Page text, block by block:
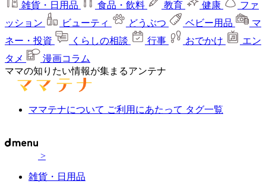
雑貨・日用品 食品・飲料 教育 健康
ファ
ッション
ビューティ どうぶつ ベビー用品
マ
ネー・投資
くらしの相談 行事 おでかけ
エン
タメ
漫画コラム
ママの知りたい情報が集まるアンテナ
ママテナについて ご利用にあたって タグ一覧
>
雑貨・日用品